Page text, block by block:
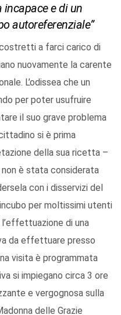
e di un
autoreferenziale”
a farci carico di
nuovamente la carente
L’odissea che un
per poter usufruire
il suo grave problema
si è prima
della sua ricetta –
non è stata considerata
con i disservizi del
per moltissimi utenti
di una
da effettuare presso
visita è programmata
si impiegano circa 3 ore
e vergognosa sulla
delle Grazie